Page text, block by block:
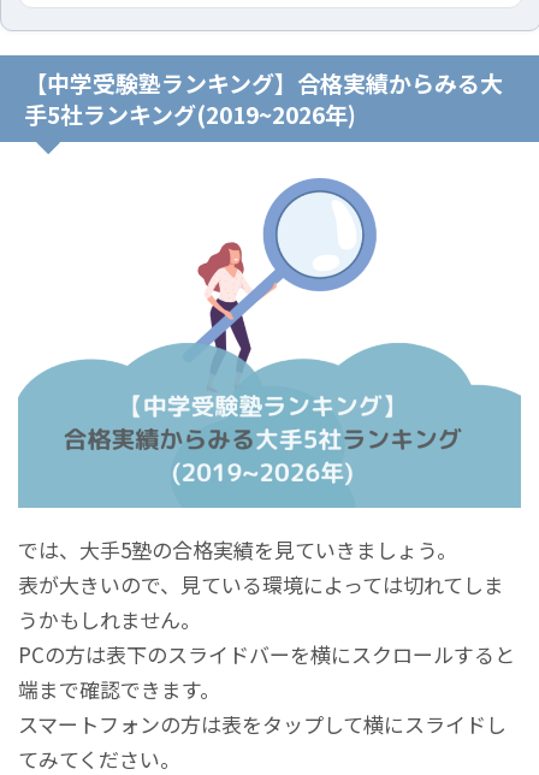
【中学受験塾ランキング】合格実績からみる大
手5社ランキング(2019~2026年)
では、大手5塾の合格実績を見ていきましょう。
表が大きいので、見ている環境によっては切れてしま
うかもしれません。
PCの方は表下のスライドバーを横にスクロールすると
端まで確認できます。
スマートフォンの方は表をタップして横にスライドし
てみてください。